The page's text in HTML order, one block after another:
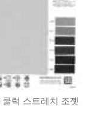
쿨럭 스트레치 조젯